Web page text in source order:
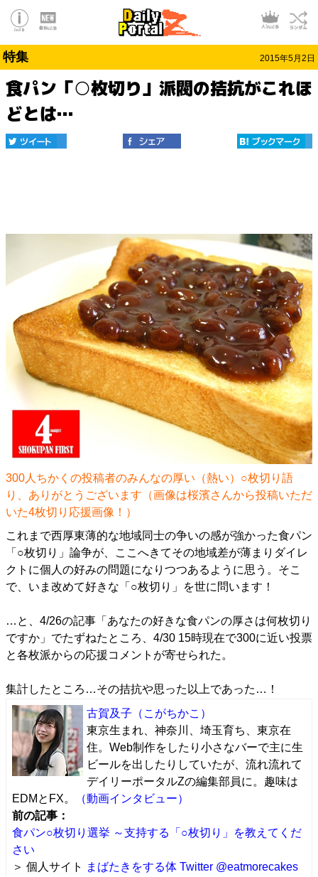
特集 2015年5月2日
食パン「○枚切り」派閥の拮抗がこれほ
どとは…
300人ちかくの投稿者のみんなの厚い（熱い）○枚切り語
り、ありがとうございます（画像は桜濱さんから投稿いただ
いた4枚切り応援画像！）
これまで西厚東薄的な地域同士の争いの感が強かった食パン
「○枚切り」論争が、ここへきてその地域差が薄まりダイレ
クトに個人の好みの問題になりつつあるように思う。そこ
で、いま改めて好きな「○枚切り」を世に問います！
…と、4/26の記事「 あなたの好きな食パンの厚さは何枚切り
ですか 」でたずねたところ、4/30 15時現在で300に近い投票
と各枚派からの応援コメントが寄せられた。
集計したところ…その拮抗や思った以上であった…！
古賀及子 （こがちかこ）
東京生まれ、神奈川、埼玉育ち、東京在
住。Web制作をしたり小さなバーで主に生
ビールを出したりしていたが、流れ流れて
デイリーポータルZの編集部員に。趣味は
EDMとFX。
（動画インタビュー）
前の記事：
食パン○枚切り選挙 ～支持する「○枚切り」を教えてくだ
さい
＞ 個人サイト
まばたきをする体 Twitter @eatmorecakes